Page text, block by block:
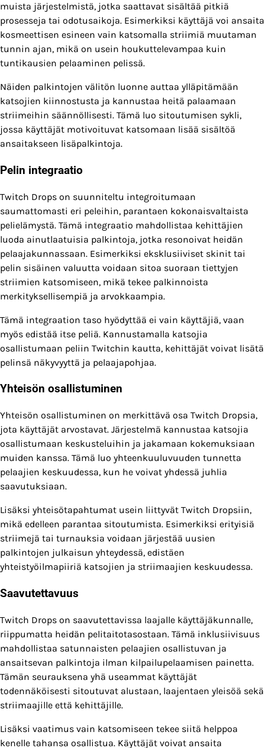
muista järjestelmistä, jotka saattavat sisältää pitkiä
prosesseja tai odotusaikoja. Esimerkiksi käyttäjä voi ansaita
kosmeettisen esineen vain katsomalla striimiä muutaman
tunnin ajan, mikä on usein houkuttelevampaa kuin
tuntikausien pelaaminen pelissä.
Näiden palkintojen välitön luonne auttaa ylläpitämään
katsojien kiinnostusta ja kannustaa heitä palaamaan
striimeihin säännöllisesti. Tämä luo sitoutumisen sykli,
jossa käyttäjät motivoituvat katsomaan lisää sisältöä
ansaitakseen lisäpalkintoja.
Pelin integraatio
Twitch Drops on suunniteltu integroitumaan
saumattomasti eri peleihin, parantaen kokonaisvaltaista
pelielämystä. Tämä integraatio mahdollistaa kehittäjien
luoda ainutlaatuisia palkintoja, jotka resonoivat heidän
pelaajakunnassaan. Esimerkiksi eksklusiiviset skinit tai
pelin sisäinen valuutta voidaan sitoa suoraan tiettyjen
striimien katsomiseen, mikä tekee palkinnoista
merkityksellisempiä ja arvokkaampia.
Tämä integraation taso hyödyttää ei vain käyttäjiä, vaan
myös edistää itse peliä. Kannustamalla katsojia
osallistumaan peliin Twitchin kautta, kehittäjät voivat lisätä
pelinsä näkyvyyttä ja pelaajapohjaa.
Yhteisön osallistuminen
Yhteisön osallistuminen on merkittävä osa Twitch Dropsia,
jota käyttäjät arvostavat. Järjestelmä kannustaa katsojia
osallistumaan keskusteluihin ja jakamaan kokemuksiaan
muiden kanssa. Tämä luo yhteenkuuluvuuden tunnetta
pelaajien keskuudessa, kun he voivat yhdessä juhlia
saavutuksiaan.
Lisäksi yhteisötapahtumat usein liittyvät Twitch Dropsiin,
mikä edelleen parantaa sitoutumista. Esimerkiksi erityisiä
striimejä tai turnauksia voidaan järjestää uusien
palkintojen julkaisun yhteydessä, edistäen
yhteistyöilmapiiriä katsojien ja striimaajien keskuudessa.
Saavutettavuus
Twitch Drops on saavutettavissa laajalle käyttäjäkunnalle,
riippumatta heidän pelitaitotasostaan. Tämä inklusiivisuus
mahdollistaa satunnaisten pelaajien osallistuvan ja
ansaitsevan palkintoja ilman kilpailupelaamisen painetta.
Tämän seurauksena yhä useammat käyttäjät
todennäköisesti sitoutuvat alustaan, laajentaen yleisöä sekä
striimaajille että kehittäjille.
Lisäksi vaatimus vain katsomiseen tekee siitä helppoa
kenelle tahansa osallistua. Käyttäjät voivat ansaita